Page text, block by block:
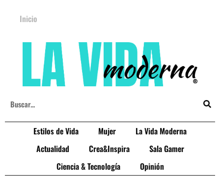
Inicio
Estilos de Vida Mujer
La Vida Moderna
Actualidad
Crea&Inspira
Sala Gamer
Ciencia & Tecnología
Opinión